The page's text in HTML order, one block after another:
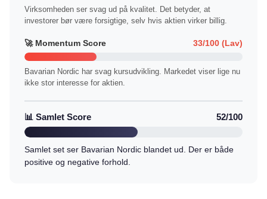
Virksomheden ser svag ud på kvalitet. Det betyder, at
investorer bør være forsigtige, selv hvis aktien virker billig.
🚀 Momentum Score 33/100 (Lav)
Bavarian Nordic har svag kursudvikling. Markedet viser lige nu
ikke stor interesse for aktien.
📊 Samlet Score 52/100
Samlet set ser Bavarian Nordic blandet ud. Der er både
positive og negative forhold.